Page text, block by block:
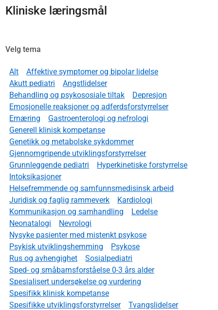
Kliniske læringsmål
Velg tema
Alt
Affektive symptomer og bipolar lidelse
Akutt pediatri
Angstlidelser
Behandling og psykososiale tiltak
Depresjon
Emosjonelle reaksjoner og adferdsforstyrrelser
Ernæring
Gastroenterologi og nefrologi
Generell klinisk kompetanse
Genetikk og metabolske sykdommer
Gjennomgripende utviklingsforstyrrelser
Grunnleggende pediatri
Hyperkinetiske forstyrrelse
Intoksikasjoner
Helsefremmende og samfunnsmedisinsk arbeid
Juridisk og faglig rammeverk
Kardiologi
Kommunikasjon og samhandling
Ledelse
Neonatalogi
Nevrologi
Nysyke pasienter med mistenkt psykose
Psykisk utviklingshemming
Psykose
Rus og avhengighet
Sosialpediatri
Sped- og småbarnsforståelse 0-3 års alder
Spesialisert undersøkelse og vurdering
Spesifikk klinisk kompetanse
Spesifikke utviklingsforstyrrelser
Tvangslidelser